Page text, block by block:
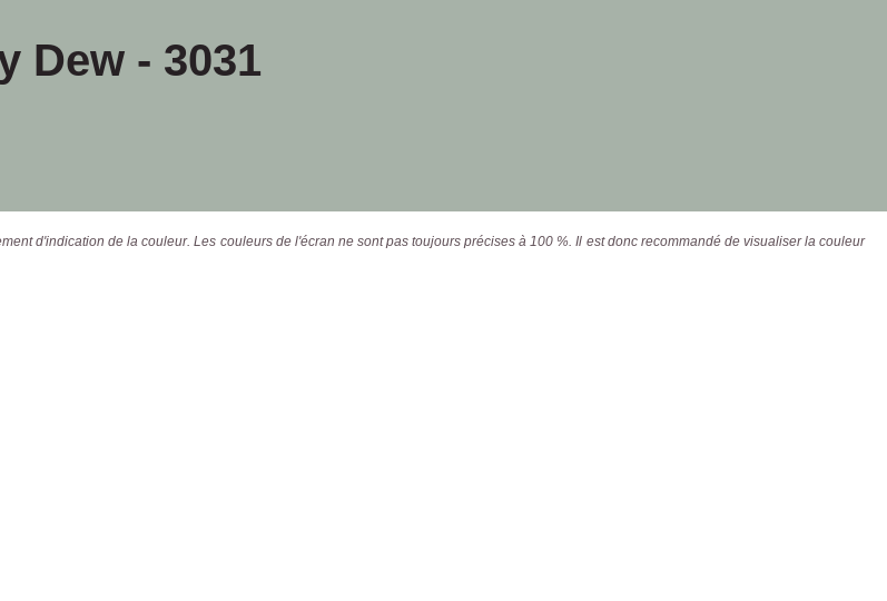
Dew - 3031
d'indication de la couleur. Les couleurs de l'écran ne sont pas toujours précises à 100 %. Il est donc recommandé de visualiser la couleur